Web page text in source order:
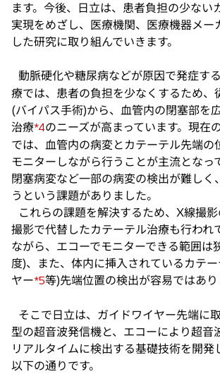
ます。今後、日立は、患者負担の少ない
実現をめざし、医療機関、医療機器メー
した研究に取り組んでいきます。
動脈硬化や糖尿病などが原因で発症す
療では、患者の負担を少なくするため、
(バイパス手術)から、血管内の閉塞部を
治療*4のニーズが高まっています。現在
では、血管内の病変とカテーテル先端の
モニターしながら行うことが主流となっ
閉塞病変など一部の病変の検出が難しく
うという課題がありました。
これらの課題を解決するため、X線撮
撮影で代替したカテーテル治療も行われ
ながら、エコーでモニターできる範囲は
度)、また、体内に挿入されているカテ
ヤー*5等)先端位置の検出が容易ではあり
そこで日立は、ガイドワイヤー先端に
型の超音波発信機と、エコーにより超音
リアルタイムに検出する基礎技術を開発
以下の通りです。